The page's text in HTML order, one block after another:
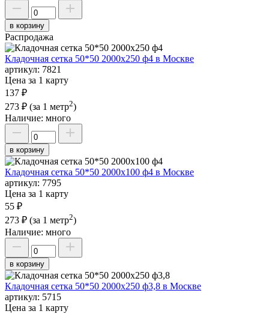
в корзину
Распродажа
Кладочная сетка 50*50 2000х250 ф4 в Москве
артикул: 7821
Цена за 1 карту
137 ₽
273 ₽ (за 1 метр2)
Наличие: много
в корзину
Кладочная сетка 50*50 2000х100 ф4 в Москве
артикул: 7795
Цена за 1 карту
55 ₽
273 ₽ (за 1 метр2)
Наличие: много
в корзину
Кладочная сетка 50*50 2000х250 ф3,8 в Москве
артикул: 5715
Цена за 1 карту